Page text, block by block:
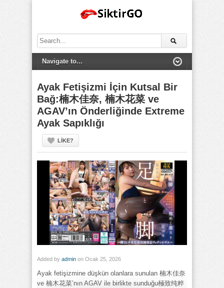
Search
for:
Ayak Fetişizmi İçin Kutsal Bir
Bağ:楠木佳奈, 楠木花菜 ve
AGAV’ın Önderliğinde Extreme
Ayak Sapıklığı
LIKE?
Added by admin on Ocak 25, 2026
Ayak fetişizmine düşkün olanlara sunulan 楠木佳奈
ve 楠木花菜’nın AGAV ile birlikte sunduğu極致纯粹